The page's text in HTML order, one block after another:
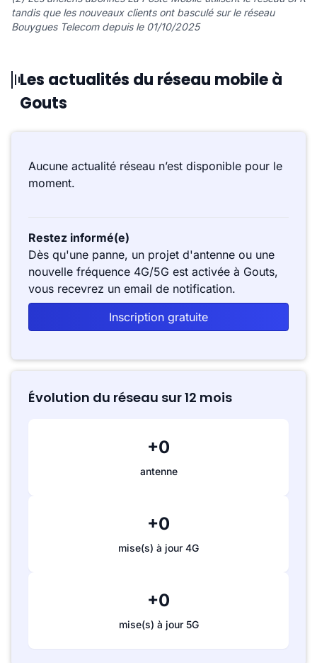
tandis que les nouveaux clients ont basculé sur le réseau
Bouygues Telecom depuis le 01/10/2025
Les actualités du réseau mobile à
Gouts
Aucune actualité réseau n’est disponible pour le
moment.
Restez informé(e)
Dès qu'une panne, un projet d'antenne ou une
nouvelle fréquence 4G/5G est activée à Gouts,
vous recevrez un email de notification.
Inscription gratuite
Évolution du réseau sur 12 mois
+0
antenne
+0
mise(s) à jour 4G
+0
mise(s) à jour 5G